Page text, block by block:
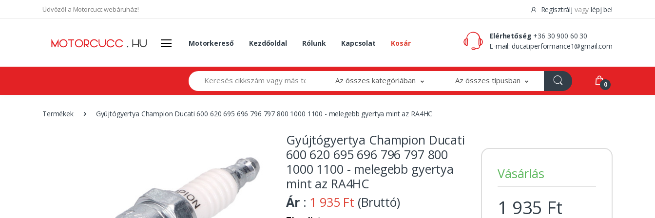
Üdvözöl a Motorcucc webáruház! Regisztrálj vagy lépj be!
Motorkereső Kezdőoldal Rólunk Kapcsolat Kosár
Elérhetőség +36 30 900 60 30
E-mail:ducatiperformance1@gmail.com
Search Az összes kategóriában Az összes típusban 0
Termékek Gyújtógyertya Champion Ducati 600 620 695 696 796 797 800 1000 1100 - melegebb gyertya mint az RA4HC
Gyújtógyertya Champion Ducati
600 620 695 696 796 797 800
1000 1100 - melegebb gyertya
mint az RA4HC
Ár : 1 935 Ft (Bruttó)
Vásárlás
1 935 Ft